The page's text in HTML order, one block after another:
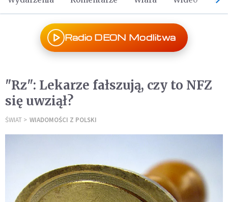
Radio DEON Modlitwa
"Rz": Lekarze fałszują, czy to NFZ
się uwziął?
ŚWIAT WIADOMOŚCI Z POLSKI